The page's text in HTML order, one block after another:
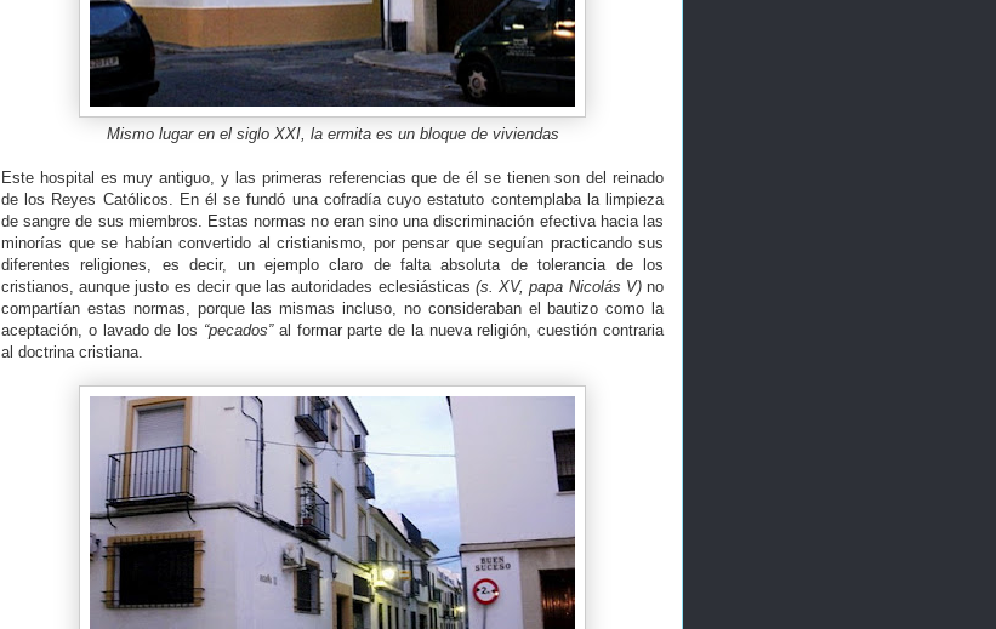
Mismo lugar en el siglo XXI, la ermita es un bloque de viviendas
Este hospital es muy antiguo, y las primeras referencias que de él se tienen son del reinado
de los Reyes Católicos. En él se fundó una cofradía cuyo estatuto contemplaba la limpieza
de sangre de sus miembros. Estas normas no eran sino una discriminación efectiva hacia las
minorías que se habían convertido al cristianismo, por pensar que seguían practicando sus
diferentes religiones, es decir, un ejemplo claro de falta absoluta de tolerancia de los
cristianos, aunque justo es decir que las autoridades eclesiásticas (s. XV, papa Nicolás V)no
compartían estas normas, porque las mismas incluso, no consideraban el bautizo como la
aceptación, o lavado de los “pecados”al formar parte de la nueva religión, cuestión contraria
al doctrina cristiana.